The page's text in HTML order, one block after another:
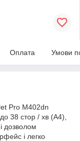
Оплата Умови
Pro M402dn
38 стор / хв (A4),
дозволом
і легко